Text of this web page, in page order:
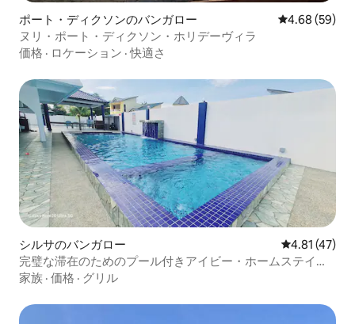
ポート・ディクソンのバンガロー レビュー59
4.68 (59)
ヌリ・ポート・ディクソン・ホリデーヴィラ
価格 · ロケーション ·快適さ
シルサのバンガロー レビュー47
4.81 (47)
完璧な滞在のためのプール付きアイビー・ホームステイ・
バンガロー
家族 · 価格 · グリル